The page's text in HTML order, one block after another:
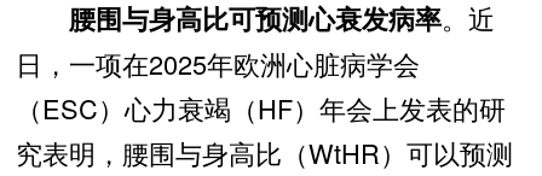
腰围与身高比可预测心衰发病率。近
日，一项在2025年欧洲心脏病学会
（ESC）心力衰竭（HF）年会上发表的研
究表明，腰围与身高比（WtHR）可以预测